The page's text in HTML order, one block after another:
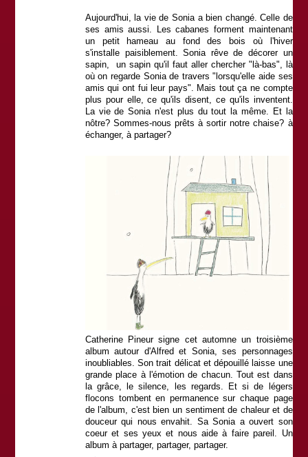
Aujourd'hui, la vie de Sonia a bien changé. Celle de
ses amis aussi. Les cabanes forment maintenant
un petit hameau au fond des bois où l'hiver
s'installe paisiblement. Sonia rêve de décorer un
sapin, un sapin qu'il faut aller chercher "là-bas", là
où on regarde Sonia de travers "lorsqu'elle aide ses
amis qui ont fui leur pays". Mais tout ça ne compte
plus pour elle, ce qu'ils disent, ce qu'ils inventent.
La vie de Sonia n'est plus du tout la même. Et la
nôtre? Sommes-nous prêts à sortir notre chaise? à
échanger, à partager?
Catherine Pineur signe cet automne un troisième
album autour d'Alfred et Sonia, ses personnages
inoubliables. Son trait délicat et dépouillé laisse une
grande place à l'émotion de chacun. Tout est dans
la grâce, le silence, les regards. Et si de légers
flocons tombent en permanence sur chaque page
de l'album, c'est bien un sentiment de chaleur et de
douceur qui nous envahit. Sa Sonia a ouvert son
coeur et ses yeux et nous aide à faire pareil. Un
album à partager, partager, partager.